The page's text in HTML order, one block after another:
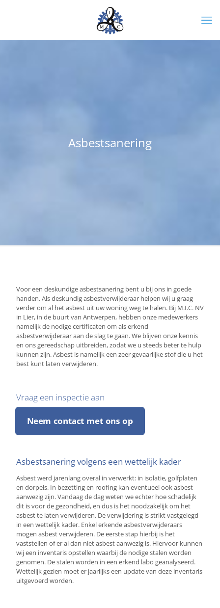
Asbestsanering
Voor een deskundige asbestsanering bent u bij ons in goede
handen. Als deskundig asbestverwijderaar helpen wij u graag
verder om al het asbest uit uw woning weg te halen. Bij M.I.C. NV
in Lier, in de buurt van Antwerpen, hebben onze medewerkers
namelijk de nodige certificaten om als erkend
asbestverwijderaar aan de slag te gaan. We blijven onze kennis
en ons gereedschap uitbreiden, zodat we u steeds beter te hulp
kunnen zijn. Asbest is namelijk een zeer gevaarlijke stof die u het
best kunt laten verwijderen.
Vraag een inspectie aan
Neem contact met ons op
Asbestsanering volgens een wettelijk kader
Asbest werd jarenlang overal in verwerkt: in isolatie, golfplaten
en dorpels. In bezetting en roofing kan eventueel ook asbest
aanwezig zijn. Vandaag de dag weten we echter hoe schadelijk
dit is voor de gezondheid, en dus is het noodzakelijk om het
asbest te laten verwijderen. De verwijdering is strikt vastgelegd
in een wettelijk kader. Enkel erkende asbestverwijderaars
mogen asbest verwijderen. De eerste stap hierbij is het
vaststellen of er al dan niet asbest aanwezig is. Hiervoor kunnen
wij een inventaris opstellen waarbij de nodige stalen worden
genomen. De stalen worden in een erkend labo geanalyseerd.
Wettelijk gezien moet er jaarlijks een update van deze inventaris
uitgevoerd worden.